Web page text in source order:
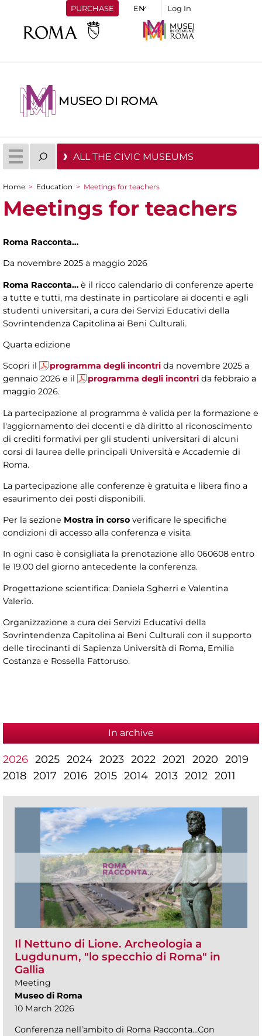
PURCHASE Log In
MUSEO DI ROMA
ALL THE CIVIC MUSEUMS
You are here
Home > Education > Meetings for teachers
Meetings for teachers
Roma Racconta…
Da novembre 2025 a maggio 2026
Roma Racconta… è il ricco calendario di conferenze aperte
a tutte e tutti, ma destinate in particolare ai docenti e agli
studenti universitari, a cura dei Servizi Educativi della
Sovrintendenza Capitolina ai Beni Culturali.
Quarta edizione
Scopri il programma degli incontri da novembre 2025 a
gennaio 2026 e il
programma degli incontri da febbraio a
maggio 2026.
La partecipazione al programma è valida per la formazione e
l'aggiornamento dei docenti e dà diritto al riconoscimento
di crediti formativi per gli studenti universitari di alcuni
corsi di laurea delle principali Università e Accademie di
Roma.
La partecipazione alle conferenze è gratuita e libera fino a
esaurimento dei posti disponibili.
Per la sezione Mostra in corso verificare le specifiche
condizioni di accesso alla conferenza e visita.
In ogni caso è consigliata la prenotazione allo 060608 entro
le 19.00 del giorno antecedente la conferenza.
Progettazione scientifica: Daniela Sgherri e Valentina
Valerio.
Organizzazione a cura dei Servizi Educativi della
Sovrintendenza Capitolina ai Beni Culturali con il supporto
delle tirocinanti di Sapienza Università di Roma, Emilia
Costanza e Rossella Fattoruso.
In archive
2026 2025 2024 2023 2022 2021 2020 2019
2018 2017 2016 2015 2014 2013 2012 2011
Il Nettuno di Lione. Archeologia a
Lugdunum, "lo specchio di Roma" in
Gallia
Meeting
Museo di Roma
10 March 2026
Conferenza nell’ambito di Roma Racconta…Con